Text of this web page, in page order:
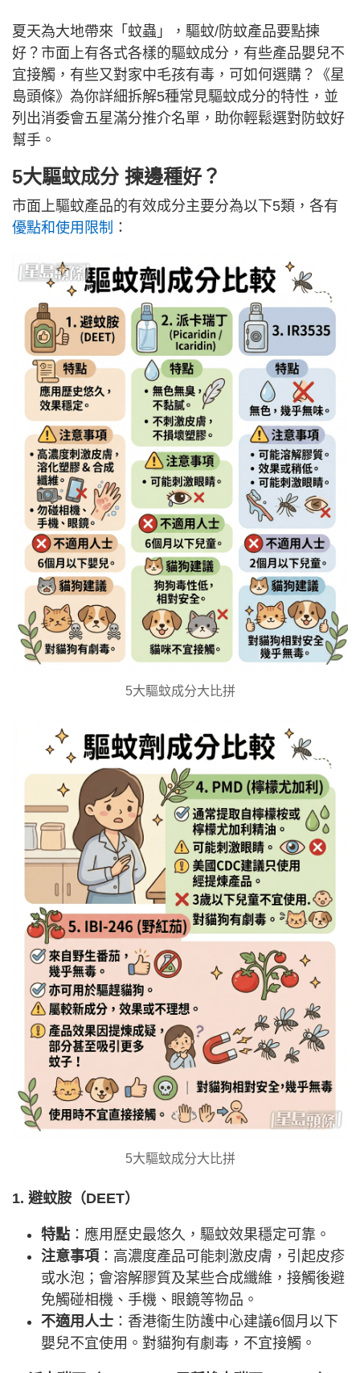
夏天為大地帶來「蚊蟲」，驅蚊/防蚊產品要點揀
好？市面上有各式各樣的驅蚊成分，有些產品嬰兒不
宜接觸，有些又對家中毛孩有毒，可如何選購？《星
島頭條》為你詳細拆解5種常見驅蚊成分的特性，並
列出消委會五星滿分推介名單，助你輕鬆選對防蚊好
幫手。
5大驅蚊成分 揀邊種好？
市面上驅蚊產品的有效成分主要分為以下5類，各有
優點和使用限制 ：
5大驅蚊成分大比拼
5大驅蚊成分大比拼
1. 避蚊胺（DEET）
特點 ：應用歷史最悠久，驅蚊效果穩定可靠。
注意事項 ：高濃度產品可能刺激皮膚，引起皮疹
或水泡；會溶解膠質及某些合成纖維，接觸後避
免觸碰相機、手機、眼鏡等物品。
不適用人士 ：香港衞生防護中心建議6個月以下
嬰兒不宜使用。對貓狗有劇毒，不宜接觸。